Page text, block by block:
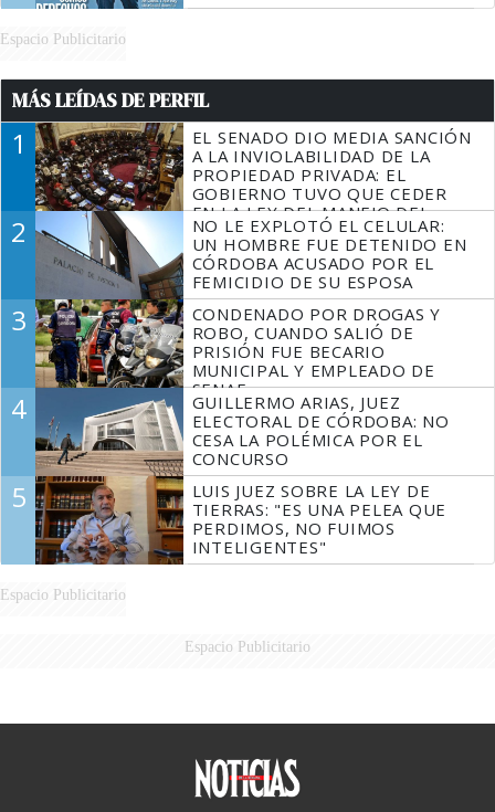
Espacio Publicitario
MÁS LEÍDAS DE PERFIL
1
EL SENADO DIO MEDIA SANCIÓN
A LA INVIOLABILIDAD DE LA
PROPIEDAD PRIVADA: EL
GOBIERNO TUVO QUE CEDER
EN LA LEY DEL MANEJO DEL
FUEGO
2
NO LE EXPLOTÓ EL CELULAR:
UN HOMBRE FUE DETENIDO EN
CÓRDOBA ACUSADO POR EL
FEMICIDIO DE SU ESPOSA
3
CONDENADO POR DROGAS Y
ROBO, CUANDO SALIÓ DE
PRISIÓN FUE BECARIO
MUNICIPAL Y EMPLEADO DE
SENAF
4
GUILLERMO ARIAS, JUEZ
ELECTORAL DE CÓRDOBA: NO
CESA LA POLÉMICA POR EL
CONCURSO
5
LUIS JUEZ SOBRE LA LEY DE
TIERRAS: "ES UNA PELEA QUE
PERDIMOS, NO FUIMOS
INTELIGENTES"
Espacio Publicitario
Espacio Publicitario